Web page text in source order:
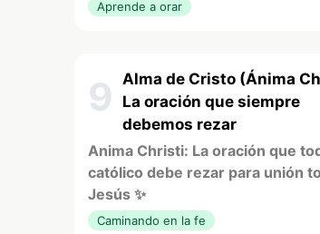
Aprende a orar
9
Alma de Cristo (Ánima
La oración que siempre
debemos rezar
Anima Christi: La oración que
católico debe rezar para unión
Jesús ✨
Caminando en la fe